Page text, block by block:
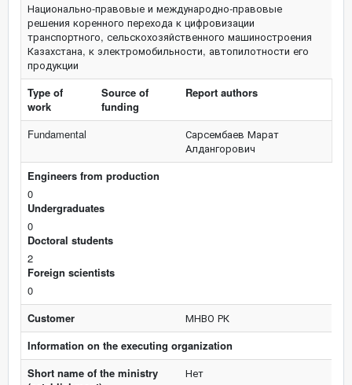
Национально-правовые и международно-правовые
решения коренного перехода к цифровизации
транспортного, сельскохозяйственного машиностроения
Казахстана, к электромобильности, автопилотности его
продукции
Type of
work
Source of
funding
Report authors
Fundamental
Сарсембаев Марат
Алдангорович
Engineers from production
0
Undergraduates
0
Doctoral students
2
Foreign scientists
0
Customer
МНВО РК
Information on the executing organization
Short name of the ministry
Нет